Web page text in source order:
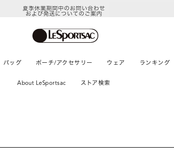
夏季休業期間中のお問い合わせ
および発送についてのご案内
バッグ ポーチ/アクセサリー ウェア ランキング
About LeSportsac ストア検索